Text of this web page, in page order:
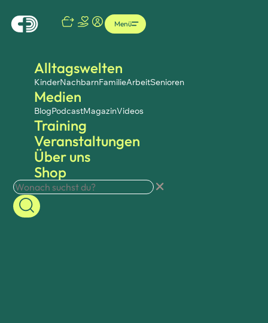
Alltagswelten
KinderNachbarnFamilieArbeitSenioren
Medien
BlogPodcastMagazinVideos
Training
Veranstaltungen
Über uns
Shop
Menü